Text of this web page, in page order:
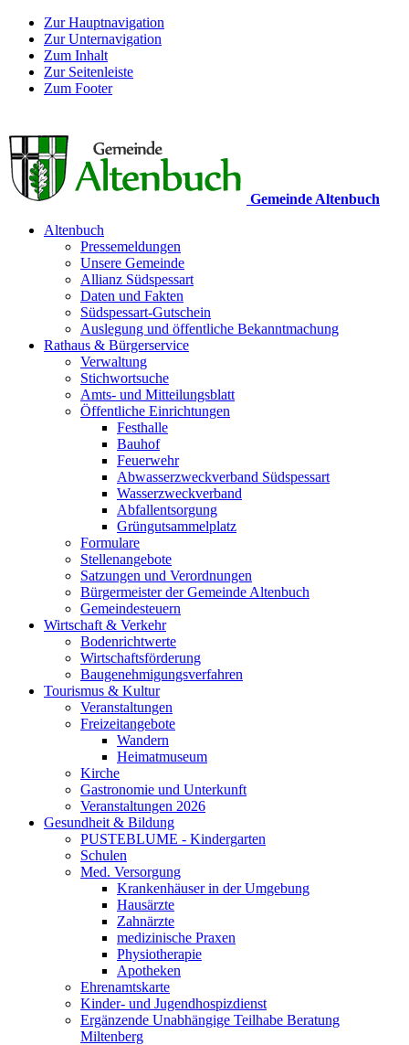
Zur Hauptnavigation
Zur Unternavigation
Zum Inhalt
Zur Seitenleiste
Zum Footer
Gemeinde Altenbuch
Altenbuch
Pressemeldungen
Unsere Gemeinde
Allianz Südspessart
Daten und Fakten
Südspessart-Gutschein
Auslegung und öffentliche Bekanntmachung
Rathaus & Bürgerservice
Verwaltung
Stichwortsuche
Amts- und Mitteilungsblatt
Öffentliche Einrichtungen
Festhalle
Bauhof
Feuerwehr
Abwasserzweckverband Südspessart
Wasserzweckverband
Abfallentsorgung
Grüngutsammelplatz
Formulare
Stellenangebote
Satzungen und Verordnungen
Bürgermeister der Gemeinde Altenbuch
Gemeindesteuern
Wirtschaft & Verkehr
Bodenrichtwerte
Wirtschaftsförderung
Baugenehmigungsverfahren
Tourismus & Kultur
Veranstaltungen
Freizeitangebote
Wandern
Heimatmuseum
Kirche
Gastronomie und Unterkunft
Veranstaltungen 2026
Gesundheit & Bildung
PUSTEBLUME - Kindergarten
Schulen
Med. Versorgung
Krankenhäuser in der Umgebung
Hausärzte
Zahnärzte
medizinische Praxen
Physiotherapie
Apotheken
Ehrenamtskarte
Kinder- und Jugendhospizdienst
Ergänzende Unabhängige Teilhabe Beratung
Miltenberg